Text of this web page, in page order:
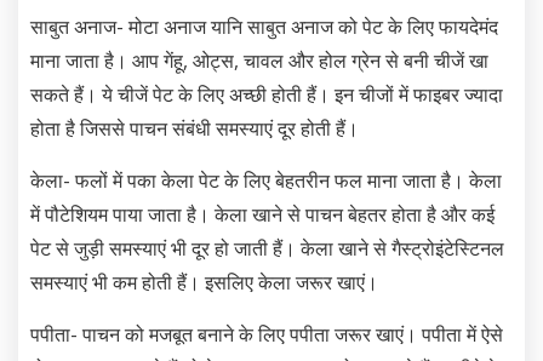
साबुत अनाज- मोटा अनाज यानि साबुत अनाज को पेट के लिए फायदेमंद
माना जाता है। आप गेंहू, ओट्स, चावल और होल ग्रेन से बनी चीजें खा
सकते हैं। ये चीजें पेट के लिए अच्छी होती हैं। इन चीजों में फाइबर ज्यादा
होता है जिससे पाचन संबंधी समस्याएं दूर होती हैं।
केला- फलों में पका केला पेट के लिए बेहतरीन फल माना जाता है। केला
में पौटेशियम पाया जाता है। केला खाने से पाचन बेहतर होता है और कई
पेट से जुड़ी समस्याएं भी दूर हो जाती हैं। केला खाने से गैस्ट्रोइंटेस्टिनल
समस्याएं भी कम होती हैं। इसलिए केला जरूर खाएं।
पपीता- पाचन को मजबूत बनाने के लिए पपीता जरूर खाएं। पपीता में ऐसे